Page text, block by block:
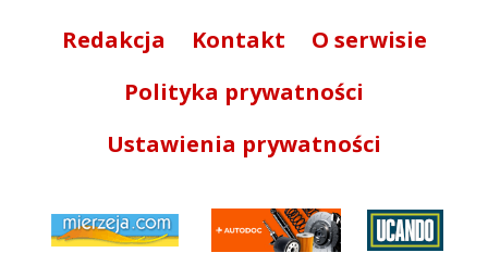
Redakcja Kontakt
O serwisie
Polityka prywatności
Ustawienia prywatności